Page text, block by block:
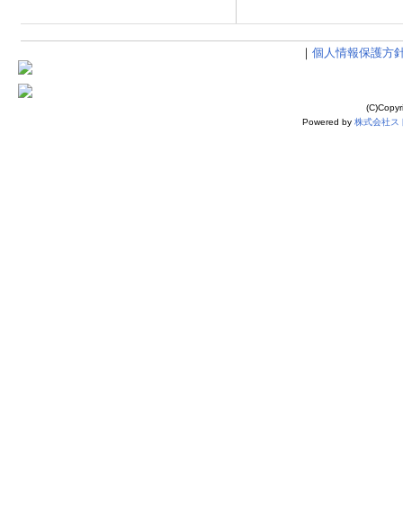
｜ 個人情報保護方
Powered by 株式会社ス